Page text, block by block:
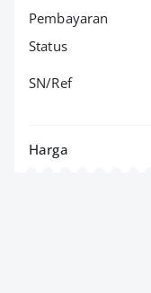
Pembayaran
Status
SN/Ref
Harga